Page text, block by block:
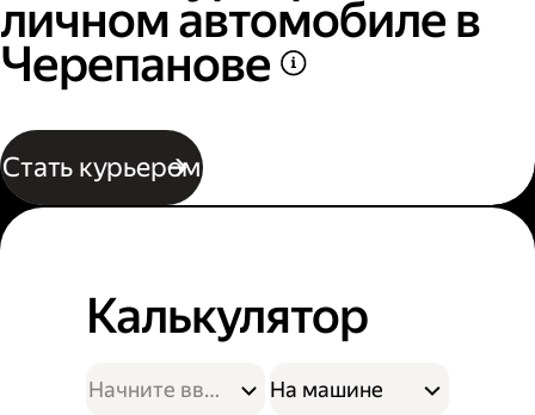
личном автомобиле в
Черепанове
Стать курьером
Калькулятор
На машине